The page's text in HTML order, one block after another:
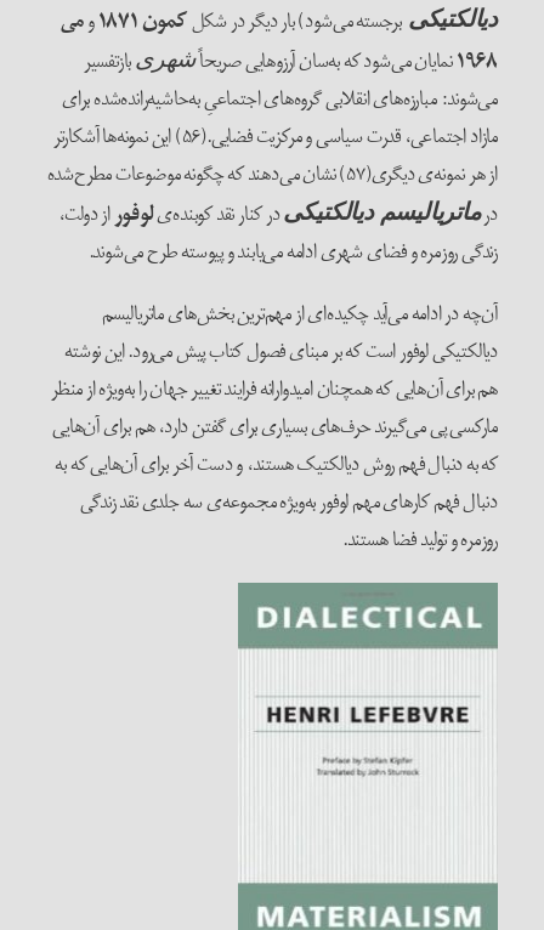
دیالکتیکیبرجسته می‌‌شود) بار دیگر در شکلکمون۱۸۷۱ومی
۱۹۶۸نمایان می‌‌شود که به‌سان آرزوهایی صریحاًشهریبازتفسیر
می‌‌شوند: مبارزه‌‌های انقلابی گروه‌‌های اجتماعیِ به‌‌حاشیه‌‌رانده‌‌شده برای
مازاد اجتماعی، قدرت سیاسی و مرکزیت فضایی.(۵۶) این نمونه‌‌ها آشکارتر
از هر نمونه‌‌ی دیگری(۵۷) نشان می‌‌دهند که چگونه موضوعات مطرح‌‌شده
درماتریالیسم دیالکتیکیدر کنار نقد کوبنده‌‌یلوفوراز دولت،
زندگی روزمره و فضای شهری ادامه می‌‌یابند و پیوسته طرح می‌‌شوند.
آن‌چه در ادامه می‌‌آید چکیده‌‌ای از مهم‌‌ترین بخش‌‌های ماتریالیسم
دیالکتیکی لوفور است که بر مبنای فصول کتاب پیش می‌‌رود. این نوشته
هم برای آن‌‌هایی که همچنان امیدوارانه فرایند تغییر جهان را به‌ویژه از منظر
مارکسی پی می‌‌گیرند حرف‌‌های بسیاری برای گفتن دارد، هم برای آن‌‌هایی
که به دنبال فهم روش دیالکتیک هستند، و دست‌ آخر برای آن‌‌هایی که به
دنبال فهم کارهای مهم لوفور به‌ویژه مجموعه‌‌ی سه جلدی نقد زندگی
روزمره و تولید فضا هستند.